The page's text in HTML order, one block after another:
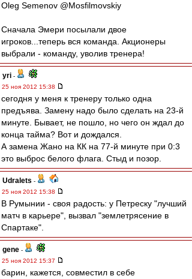
Oleg Semenov @Mosfilmovskiy
Сначала Эмери посылали двое
игроков...теперь вся команда. Акционеры
выбрали - команду, уволив тренера!
yri -
25 ноя 2012 15:38
сегодня у меня к тренеру только одна
предъява. Замену надо было сделать на 23-й
минуте. Бывает, не пошло, но чего он ждал до
конца тайма? Вот и дождался.
А замена Жано на КК на 77-й минуте при 0:3
это выброс белого флага. Стыд и позор.
Udralets -
25 ноя 2012 15:38
В Румынии - своя радость: у Петреску "лучший
матч в карьере", вызвал "землетрясение в
Спартаке".
gene -
25 ноя 2012 15:37
барин, кажется, совместил в себе